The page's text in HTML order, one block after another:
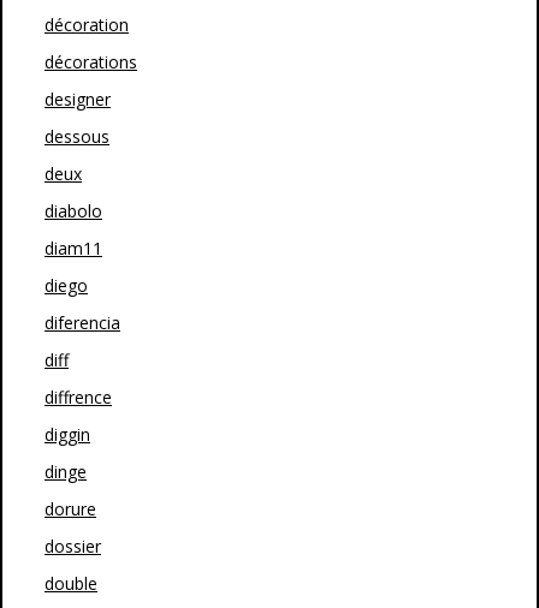
décoration
décorations
designer
dessous
deux
diabolo
diam11
diego
diferencia
diff
diffrence
diggin
dinge
dorure
dossier
double